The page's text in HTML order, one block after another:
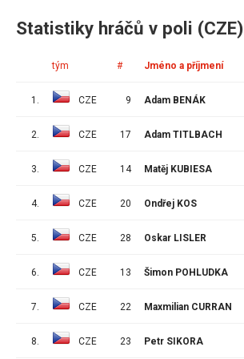
Statistiky hráčů v poli (CZE)
tým # Jméno a příjmení
1. CZE 9 Adam BENÁK
2. CZE 17 Adam TITLBACH
3. CZE 14 Matěj KUBIESA
4. CZE 20 Ondřej KOS
5. CZE 28 Oskar LISLER
6. CZE 13 Šimon POHLUDKA
7. CZE 22 Maxmilian CURRAN
8. CZE 23 Petr SIKORA